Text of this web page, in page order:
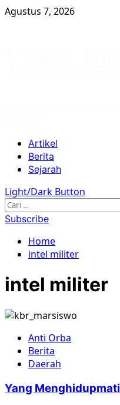
Skip
Agustus 7, 2026
Primary
Menu
Artikel
Berita
Sejarah
Light/Dark Button
Cari
untuk:
Subscribe
Home
intel militer
intel militer
Anti Orba
Berita
Daerah
Yang